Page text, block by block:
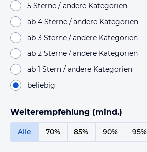
5 Sterne / andere Kategorien
ab 4 Sterne / andere Kategorien
ab 3 Sterne / andere Kategorien
ab 2 Sterne / andere Kategorien
ab 1 Stern / andere Kategorien
beliebig
Weiterempfehlung (mind.)
Alle 70% 85% 90% 95%